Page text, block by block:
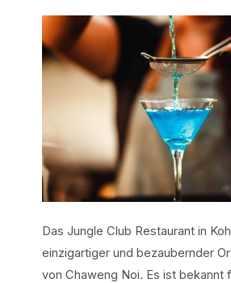
Das Jungle Club Restaurant in
einzigartiger und bezaubernder
von Chaweng Noi. Es ist bekannt